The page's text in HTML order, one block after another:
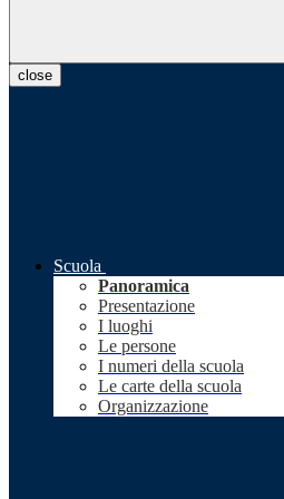
close
Scuola
Panoramica
Presentazione
I luoghi
Le persone
I numeri della scuola
Le carte della scuola
Organizzazione